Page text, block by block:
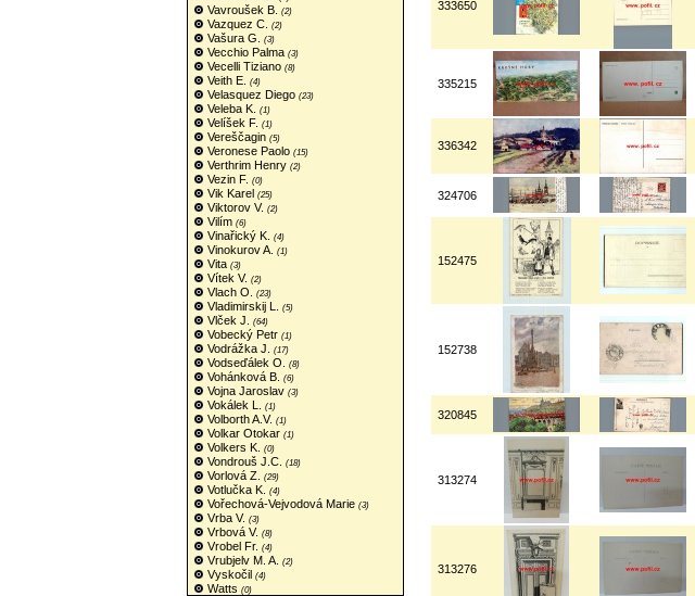
Vavroušek B. (2)
Vazquez C. (2)
Vašura G. (3)
Vecchio Palma (3)
Vecelli Tiziano (8)
Veith E. (4)
Velasquez Diego (23)
Veleba K. (1)
Velíšek F. (1)
Vereščagin (5)
Veronese Paolo (15)
Verthrim Henry (2)
Vezin F. (0)
Vik Karel (25)
Viktorov V. (2)
Vilím (6)
Vinařický K. (4)
Vinokurov A. (1)
Vita (3)
Vítek V. (2)
Vlach O. (23)
Vladimirskij L. (5)
Vlček J. (64)
Vobecký Petr (1)
Vodrážka J. (17)
Vodseďálek O. (8)
Vohánková B. (6)
Vojna Jaroslav (3)
Vokálek L. (1)
Volborth A.V. (1)
Volkar Otokar (1)
Volkers K. (0)
Vondrouš J.C. (18)
Vorlová Z. (29)
Votlučka K. (4)
Vořechová-Vejvodová Marie (3)
Vrba V. (3)
Vrbová V. (8)
Vrobel Fr. (4)
Vrubjelv M. A. (2)
Vyskočil (4)
Watts (0)
333650
335215
336342
324706
152475
152738
320845
313274
313276